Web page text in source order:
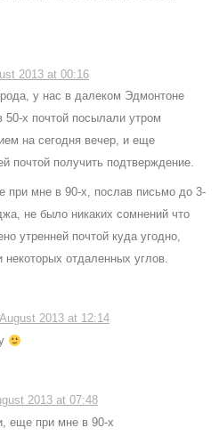
2013 at 00:16
у нас в далеком Эдмонтоне
50-х почтой посылали утром
на сегодня вечер, и еще
почтой получить подтверждение.
при мне в 90-х, послав письмо до 3-
не было никаких сомнений что
утренней почтой куда угодно,
отдаленных углов.
2013 at 12:14
2013 at 07:48
еще при мне в 90-х